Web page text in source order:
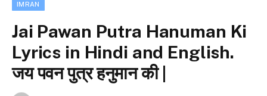
IMRAN
Jai Pawan Putra Hanuman Ki
Lyrics in Hindi and English.
जय पवन पुत्र हनुमान की |